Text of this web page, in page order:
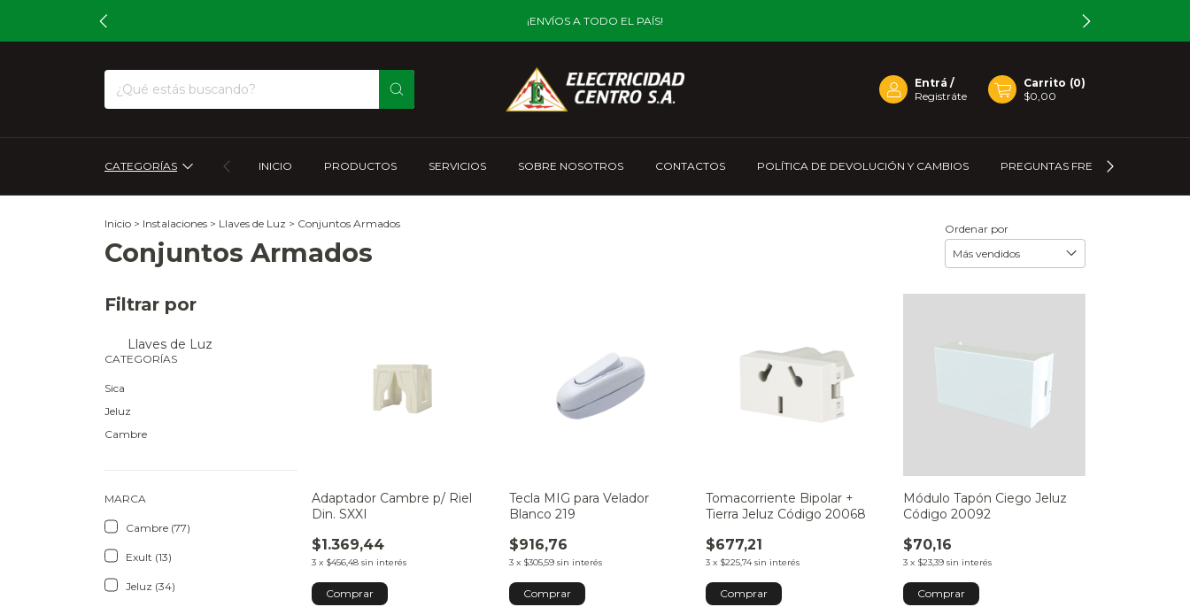
¡ENVÍOS A TODO EL PAÍS!
Entrá /
Registráte
Carrito (0)
$0,00
CATEGORÍAS INICIO PRODUCTOS SERVICIOS SOBRE NOSOTROS CONTACTOS POLÍTICA DE DEVOLUCIÓN Y CAMBIOS PREGUNTAS FRECUENTES
Inicio > Instalaciones > Llaves de Luz > Conjuntos Armados
Conjuntos Armados
Ordenar por
Filtrar por
Llaves de Luz
CATEGORÍAS
Sica
Jeluz
Cambre
MARCA
Cambre (77)
Exult (13)
Jeluz (34)
Adaptador Cambre p/ Riel
Din. SXXI
$1.369,44
3 x $456,48 sin interés
Tecla MIG para Velador
Blanco 219
$916,76
3 x $305,59 sin interés
Tomacorriente Bipolar +
Tierra Jeluz Código 20068
$677,21
3 x $225,74 sin interés
Módulo Tapón Ciego Jeluz
Código 20092
$70,16
3 x $23,39 sin interés